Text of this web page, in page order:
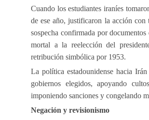
Cuando los estudiantes iraníes
de ese año, justificaron la acción con
sospecha confirmada por
mortal a la reelección del
retribución simbólica por 1953.
La política estadounidense hacia
gobiernos elegidos, apoyando
imponiendo sanciones y congelando
Negación y revisionismo